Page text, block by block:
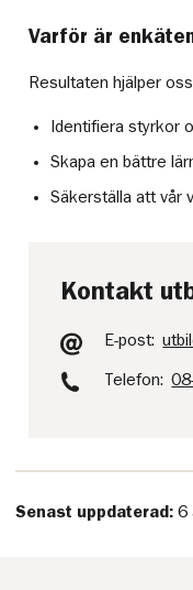
Varför är
Resultaten hjälper
Identifiera styrkor
Skapa en bättre
Säkerställa att vår
Kontakt
E-post:
Telefon:
Senast uppdaterad:6